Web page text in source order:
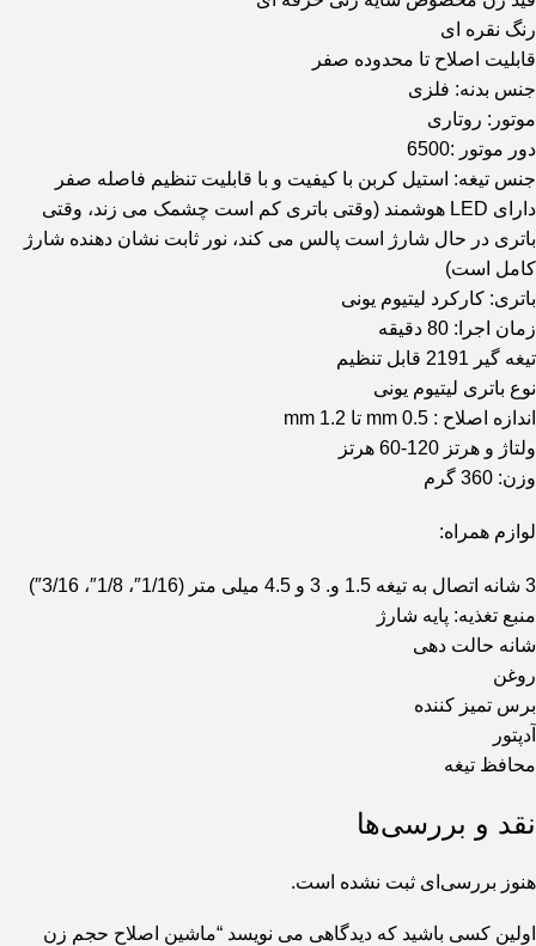
رنگ نقره ای
قابلیت اصلاح تا محدوده صفر
جنس بدنه: فلزی
موتور: روتاری
دور موتور :6500
جنس تیغه: استیل کربن با کیفیت و با قابلیت تنظیم فاصله صفر
دارای LED هوشمند (وقتی باتری کم است چشمک می زند، وقتی
باتری در حال شارژ است پالس می کند، نور ثابت نشان دهنده شارژ
کامل است)
باتری: کارکرد لیتیوم یونی
زمان اجرا: 80 دقیقه
تیغه گیر 2191 قابل تنظیم
نوع باتری لیتیوم یونی
اندازه اصلاح : 0.5 mm تا 1.2 mm
ولتاژ و هرتز 120-60 هرتز
وزن: 360 گرم
لوازم همراه:
3 شانه اتصال به تیغه 1.5 و. 3 و 4.5 میلی متر (1/16″، 1/8″، 3/16″)
منبع تغذیه: پایه شارژ
شانه حالت دهی
روغن
برس تمیز کننده
آدپتور
محافظ تیغه
نقد و بررسی‌ها
هنوز بررسی‌ای ثبت نشده است.
اولین کسی باشید که دیدگاهی می نویسد “ماشین اصلاح حجم زن